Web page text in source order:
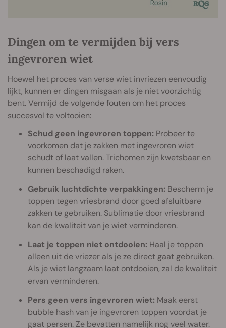
Dingen om te vermijden bij vers
ingevroren wiet
Hoewel het proces van verse wiet invriezen eenvoudig
lijkt, kunnen er dingen misgaan als je niet voorzichtig
bent. Vermijd de volgende fouten om het proces
succesvol te voltooien:
Schud geen ingevroren toppen: Probeer te
voorkomen dat je zakken met ingevroren wiet
schudt of laat vallen. Trichomen zijn kwetsbaar en
kunnen beschadigd raken.
Gebruik luchtdichte verpakkingen: Bescherm je
toppen tegen vriesbrand door goed afsluitbare
zakken te gebruiken. Sublimatie door vriesbrand
kan de kwaliteit van je wiet verminderen.
Laat je toppen niet ontdooien: Haal je toppen
alleen uit de vriezer als je ze direct gaat gebruiken.
Als je wiet langzaam laat ontdooien, zal de kwaliteit
ervan verminderen.
Pers geen vers ingevroren wiet: Maak eerst
bubble hash van je ingevroren toppen voordat je
gaat persen. Ze bevatten namelijk nog veel water.